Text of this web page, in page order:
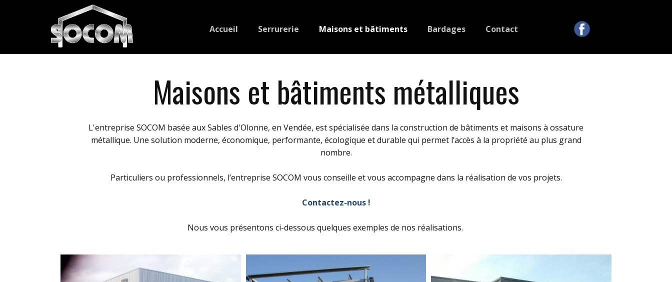
Accueil Serrurerie Maisons et bâtiments Bardages Contact
Maisons et bâtiments métalliques
L'entreprise SOCOM basée aux Sables d'Olonne, en Vendée, est spécialisée dans la construction de bâtiments et maisons à ossature
métallique. Une solution moderne, économique, performante, écologique et durable qui permet l’accès à la propriété au plus grand
nombre.
Particuliers ou professionnels, l’entreprise SOCOM vous conseille et vous accompagne dans la réalisation de vos projets.
Contactez-nous !
Nous vous présentons ci-dessous quelques exemples de nos réalisations.